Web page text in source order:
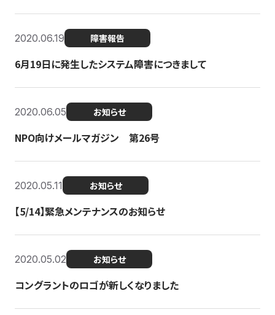
2020.06.19 障害報告
6月19日に発生したシステム障害につきまして
2020.06.05 お知らせ
NPO向けメールマガジン 第26号
2020.05.11 お知らせ
【5/14】緊急メンテナンスのお知らせ
2020.05.02 お知らせ
コングラントのロゴが新しくなりました